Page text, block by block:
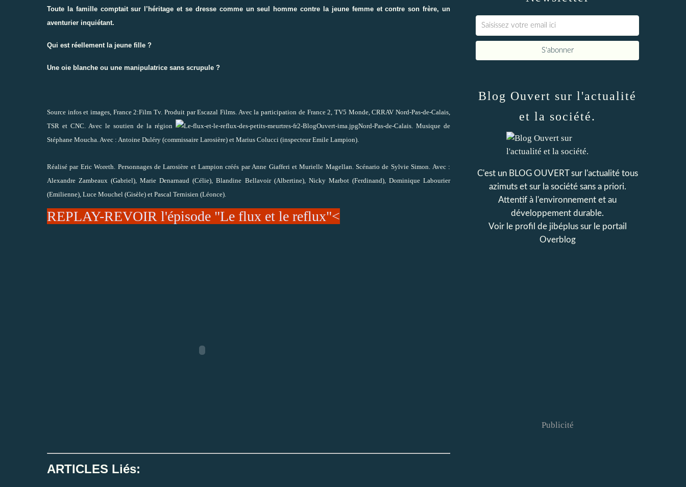
Toute la famille comptait sur l’héritage et se dresse comme un seul homme contre la jeune femme et contre son frère, un
aventurier inquiétant.
Qui est réellement la jeune fille ?
Une oie blanche ou une manipulatrice sans scrupule ?
Source infos et images, France 2:Film Tv. Produit par Escazal Films. Avec la participation de France 2, TV5 Monde, CRRAV Nord-Pas-de-Calais,
TSR et CNC. Avec le soutien de la région
Nord-Pas-de-Calais. Musique de
Stéphane Moucha. Avec : Antoine Duléry (commissaire Larosière) et Marius Colucci (inspecteur Emile Lampion).
Réalisé par Eric Woreth. Personnages de Larosière et Lampion créés par Anne Giafferi et Murielle Magellan. Scénario de Sylvie Simon. Avec :
Alexandre Zambeaux (Gabriel), Marie Denarnaud (Célie), Blandine Bellavoir (Albertine), Nicky Marbot (Ferdinand), Dominique Labourier
(Emilienne), Luce Mouchel (Gisèle) et Pascal Ternisien (Léonce).
REPLAY-REVOIR l'épisode "Le flux et le reflux"<
ARTICLES Liés:
Blog Ouvert sur l'actualité
et la société.
C'est un BLOG OUVERT sur l'actualité tous
azimuts et sur la société sans a priori.
Attentif à l'environnement et au
développement durable.
Voir le profil de jibéplussur le portail
Overblog
Publicité